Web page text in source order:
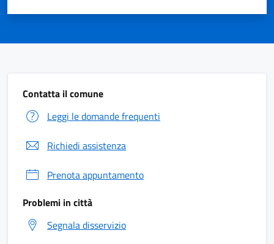
Contatta il comune
Leggi le domande frequenti
Richiedi assistenza
Prenota appuntamento
Problemi in città
Segnala disservizio